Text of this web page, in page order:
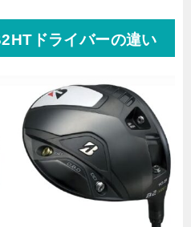
ドライバーの違い